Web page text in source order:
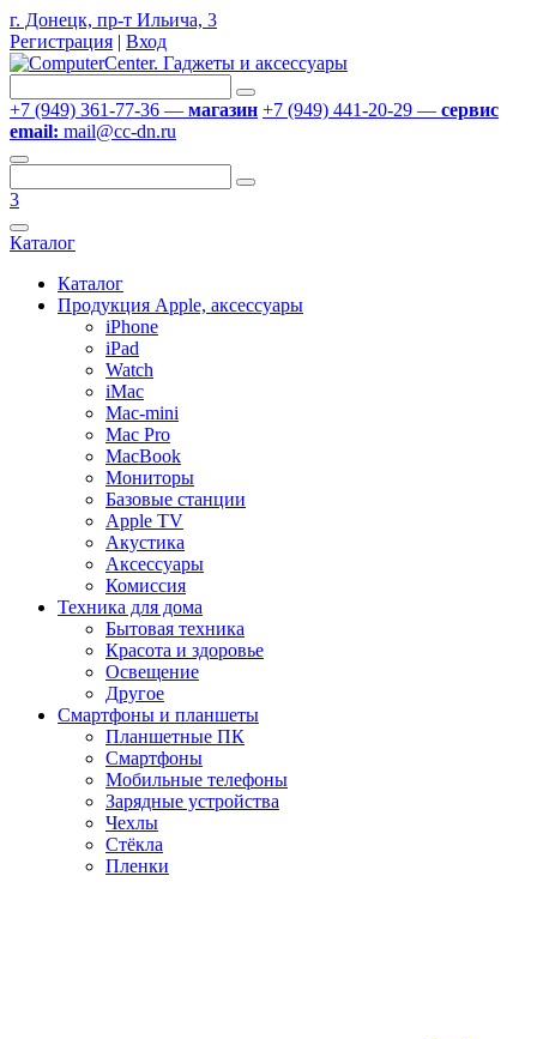
г. Донецк, пр-т Ильича, 3
Регистрация | Вход
+7 (949) 361-77-36 — магазин +7 (949) 441-20-29 — сервис
email: mail@cc-dn.ru
3
Каталог
Каталог
Продукция Apple, аксессуары
iPhone
iPad
Watch
iMac
Mac-mini
Mac Pro
MacBook
Мониторы
Базовые станции
Apple TV
Акустика
Аксессуары
Комиссия
Техника для дома
Бытовая техника
Красота и здоровье
Освещение
Другое
Смартфоны и планшеты
Планшетные ПК
Смартфоны
Мобильные телефоны
Зарядные устройства
Чехлы
Стёкла
Пленки